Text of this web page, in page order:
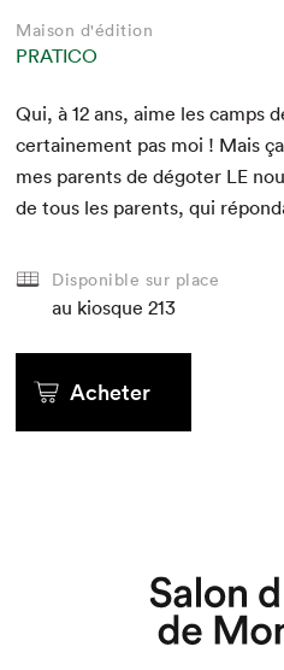
Maison d'édition
PRATICO
Qui, à12 ans, aime les camps
cer­taine­ment pas moi ! Mais ça
mes par­ents de dégot­er LE
de tous les par­ents, qui
Disponible sur place
au kiosque 213
Acheter